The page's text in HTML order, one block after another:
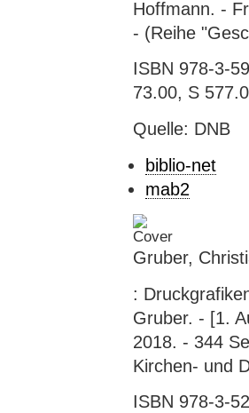
Hoffmann. -
- (Reihe
ISBN 978-3-
73.00, S
Quelle: DNB
biblio-net
mab2
Gruber,
:
Gruber. - [1.
2018. - 344
Kirchen- und
ISBN 978-3-